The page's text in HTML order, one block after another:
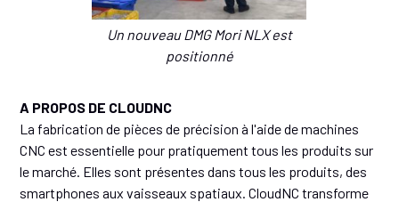
Un nouveau DMG Mori NLX est
positionné
A PROPOS DE CLOUDNC
La fabrication de pièces de précision à l'aide de machines
CNC est essentielle pour pratiquement tous les produits sur
le marché. Elles sont présentes dans tous les produits, des
smartphones aux vaisseaux spatiaux. CloudNC transforme